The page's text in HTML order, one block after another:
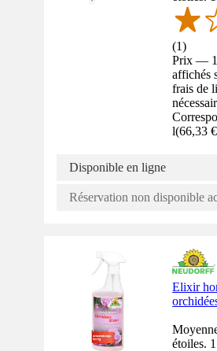
(1)
Prix —
affichés
frais de
l(66,33 €
Disponible en ligne
Réservation non disponible
Elixir
étoiles.